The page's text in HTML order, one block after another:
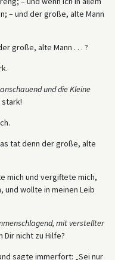
– und der große, alte Mann
große, alte Mann . . . ?
und die Kleine
stark!
tat denn der große, alte
mich und vergiftete mich,
und wollte in meinen Leib
mit verstellter
Dir nicht zu Hilfe?
sagte immerfort: „Sei nur